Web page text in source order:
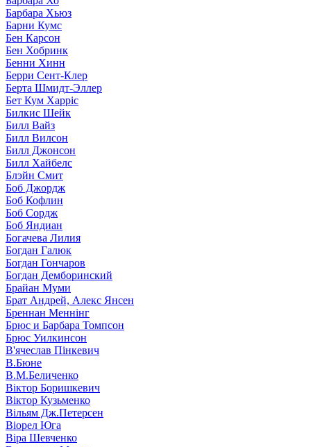
Барбара Хьюз
Барни Кумс
Бен Карсон
Бен Хобринк
Бенни Хинн
Берри Сент-Клер
Берта Шмидт-Эллер
Бет Кум Харріс
Билкис Шейк
Билл Вайз
Билл Вилсон
Билл Джонсон
Билл Хайбелс
Блэйн Смит
Боб Джордж
Боб Кофлин
Боб Сордж
Боб Яндиан
Богачева Лилия
Богдан Галюк
Богдан Гончаров
Богдан Демборинский
Брайан Муми
Брат Андрей, Алекс Янсен
Бреннан Меннінг
Брюс и Барбара Томпсон
Брюс Уилкинсон
В'ячеслав Пінкевич
В.Бюне
В.М.Беличенко
Віктор Боришкевич
Віктор Кузьменко
Вільям Дж.Петерсен
Віорел Юга
Віра Шевченко